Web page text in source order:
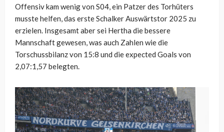
Offensiv kam wenig von S04, ein Patzer des Torhüters
musste helfen, das erste Schalker Auswärtstor 2025 zu
erzielen. Insgesamt aber sei Hertha die bessere
Mannschaft gewesen, was auch Zahlen wie die
Torschussbilanz von 15:8 und die expected Goals von
2,07:1,57 belegten.